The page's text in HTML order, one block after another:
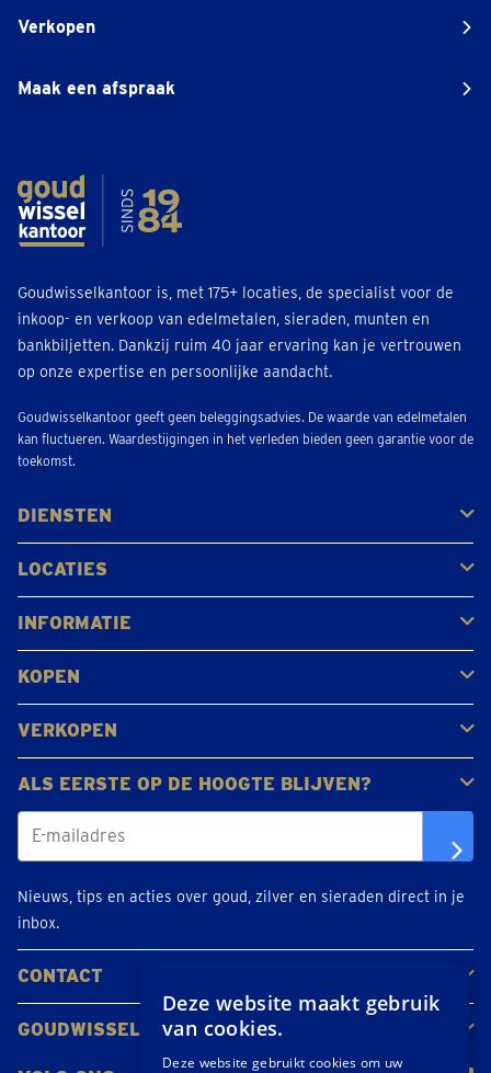
Verkopen
Maak een afspraak
Goudwisselkantoor is, met 175+ locaties, de specialist voor de
inkoop- en verkoop van edelmetalen, sieraden, munten en
bankbiljetten. Dankzij ruim 40 jaar ervaring kan je vertrouwen
op onze expertise en persoonlijke aandacht.
Goudwisselkantoor geeft geen beleggingsadvies. De waarde van edelmetalen
kan fluctueren. Waardestijgingen in het verleden bieden geen garantie voor de
toekomst.
DIENSTEN
Kopen
Verkopen
Veilen
LOCATIES
Antwerpen
Brugge
Kapellen
Leuven
Mol
Schilde
Sint-Niklaas
Bekijk alle locaties
INFORMATIE
Veelgestelde vragen
Klantbeoordelingen
KOPEN
Goud kopen
Platina en palladium kopen
Zilver kopen
VERKOPEN
Gouden juwelen
Gouden munten
Gouden staven
ALS EERSTE OP DE HOOGTE BLIJVEN?
Nieuws, tips en acties over goud, zilver en sieraden direct in je
inbox.
CONTACT
Neem contact op
Maak een afspraak
Locaties
GOUDWISSELKANTOOR
Deze website maakt gebruik
van cookies.
Deze website gebruikt cookies om uw